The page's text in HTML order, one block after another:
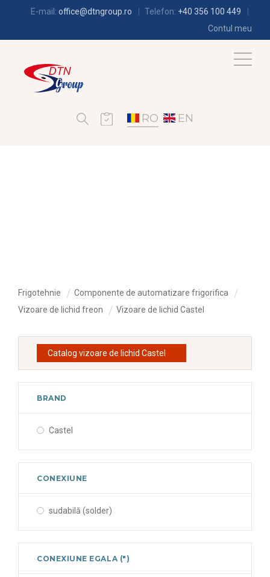
E-mail: office@dtngroup.ro Telefon: +40 356 100 449
Contul meu
RO EN
Frigotehnie
Componente de automatizare frigorifica
Vizoare de lichid freon
Vizoare de lichid Castel
Catalog vizoare de lichid Castel
BRAND
Castel
CONEXIUNE
sudabilă (solder)
CONEXIUNE EGALA (")